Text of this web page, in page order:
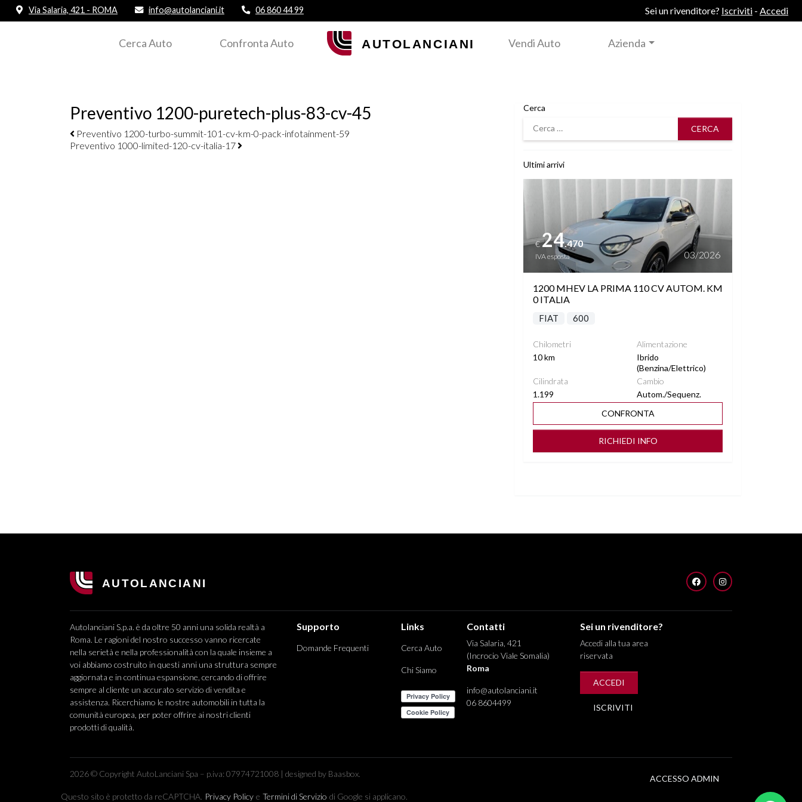
Via Salaria, 421 - ROMA info@autolanciani.it 06 860 44 99 Sei un rivenditore? Iscriviti - Accedi
Cerca Auto Confronta Auto Vendi Auto Azienda
Preventivo 1200-puretech-plus-83-cv-45
Navigazione elementi
Preventivo 1200-turbo-summit-101-cv-km-0-pack-infotainment-59
Preventivo 1000-limited-120-cv-italia-17
Cerca
Cerca
Ultimi arrivi
€24.470
IVA esposta 03/2026
1200 MHEV LA PRIMA 110 CV AUTOM. KM
0 ITALIA
FIAT 600
Chilometri
10 km
Alimentazione
Ibrido
(Benzina/Elettrico)
Cilindrata
1.199
Cambio
Autom./Sequenz.
CONFRONTA
RICHIEDI INFO
FACEBOOKINSTAGRAM
Autolanciani S.p.a. è da oltre 50 anni una solida realtà a
Roma. Le ragioni del nostro successo vanno ricercate
nella serietà e nella professionalità con la quale insieme a
voi abbiamo costruito in questi anni una struttura sempre
aggiornata e in continua espansione, cercando di offrire
sempre al cliente un accurato servizio di vendita e
assistenza. Ricerchiamo le nostre automobili in tutta la
comunità europea, per poter offrire ai nostri clienti
prodotti di qualità.
Supporto
Domande Frequenti
Links
Cerca Auto
Chi Siamo
Contatti
Via Salaria, 421
(Incrocio Viale Somalia)
Roma
info@autolanciani.it
06 8604499
Sei un rivenditore?
Accedi alla tua area
riservata
ACCEDI
ISCRIVITI
2026 © Copyright AutoLanciani Spa – p.iva: 07974721008 | designed by Baasbox.
ACCESSO ADMIN
Questo sito è protetto da reCAPTCHA. Privacy Policy e Termini di Servizio di Google si applicano.